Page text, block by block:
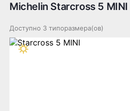
Michelin Starcross 5 MINI
Доступно 3 типоразмера(ов)